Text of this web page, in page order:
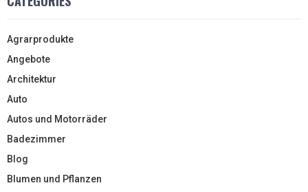
Agrarprodukte
Angebote
Architektur
Auto
Autos und Motorräder
Badezimmer
Blog
Blumen und Pflanzen